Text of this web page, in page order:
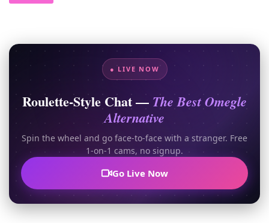
● LIVE NOW
Roulette-Style Chat — The Best Omegle
Alternative
Spin the wheel and go face-to-face with a stranger. Free
1-on-1 cams, no signup.
Go Live Now